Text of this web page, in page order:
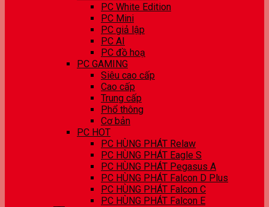
PC White Edition
PC Mini
PC giả lập
PC AI
PC đồ hoạ
PC GAMING
Siêu cao cấp
Cao cấp
Trung cấp
Phổ thông
Cơ bản
PC HOT
PC HÙNG PHÁT Relaw
PC HÙNG PHÁT Eagle S
PC HÙNG PHÁT Pegasus A
PC HÙNG PHÁT Falcon D Plus
PC HÙNG PHÁT Falcon C
PC HÙNG PHÁT Falcon E